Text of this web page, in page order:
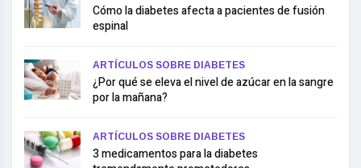
Cómo la diabetes afecta a pacientes de fusión
espinal
ARTÍCULOS SOBRE DIABETES
¿Por qué se eleva el nivel de azúcar en la sangre
por la mañana?
ARTÍCULOS SOBRE DIABETES
3 medicamentos para la diabetes